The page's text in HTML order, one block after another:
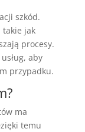
szkód.
takie jak
procesy.
aby
przypadku.
ma
temu